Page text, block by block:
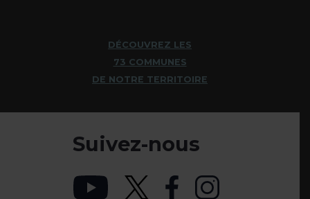
DÉCOUVREZ LES
73 COMMUNES
DE NOTRE TERRITOIRE
Suivez-nous